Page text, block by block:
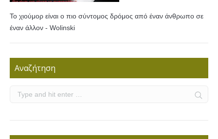
Το χιούμορ είναι ο πιο σύντομος δρόμος από έναν άνθρωπο σε
έναν άλλον - Wolinski
Αναζήτηση